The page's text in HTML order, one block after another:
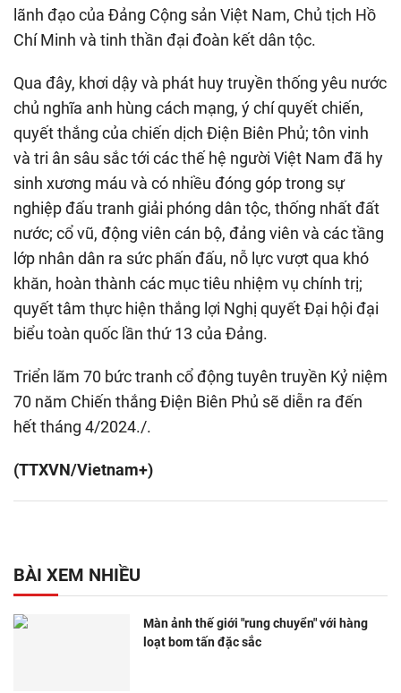
lãnh đạo của Đảng Cộng sản Việt Nam, Chủ tịch Hồ
Chí Minh và tinh thần đại đoàn kết dân tộc.
Qua đây, khơi dậy và phát huy truyền thống yêu nước
chủ nghĩa anh hùng cách mạng, ý chí quyết chiến,
quyết thắng của chiến dịch Điện Biên Phủ; tôn vinh
và tri ân sâu sắc tới các thế hệ người Việt Nam đã hy
sinh xương máu và có nhiều đóng góp trong sự
nghiệp đấu tranh giải phóng dân tộc, thống nhất đất
nước; cổ vũ, động viên cán bộ, đảng viên và các tầng
lớp nhân dân ra sức phấn đấu, nỗ lực vượt qua khó
khăn, hoàn thành các mục tiêu nhiệm vụ chính trị;
quyết tâm thực hiện thắng lợi Nghị quyết Đại hội đại
biểu toàn quốc lần thứ 13 của Đảng.
Triển lãm 70 bức tranh cổ động tuyên truyền Kỷ niệm
70 năm Chiến thắng Điện Biên Phủ sẽ diễn ra đến
hết tháng 4/2024./.
(TTXVN/Vietnam+)
BÀI XEM NHIỀU
Màn ảnh thế giới "rung chuyển" với hàng
loạt bom tấn đặc sắc